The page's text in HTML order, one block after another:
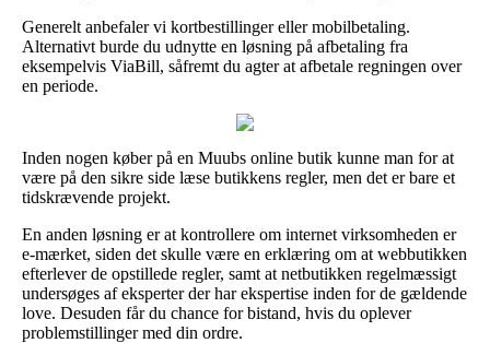
Generelt anbefaler vi kortbestillinger eller mobilbetaling.
Alternativt burde du udnytte en løsning på afbetaling fra
eksempelvis ViaBill, såfremt du agter at afbetale regningen over
en periode.
Inden nogen køber på en Muubs online butik kunne man for at
være på den sikre side læse butikkens regler, men det er bare et
tidskrævende projekt.
En anden løsning er at kontrollere om internet virksomheden er
e-mærket, siden det skulle være en erklæring om at webbutikken
efterlever de opstillede regler, samt at netbutikken regelmæssigt
undersøges af eksperter der har ekspertise inden for de gældende
love. Desuden får du chance for bistand, hvis du oplever
problemstillinger med din ordre.